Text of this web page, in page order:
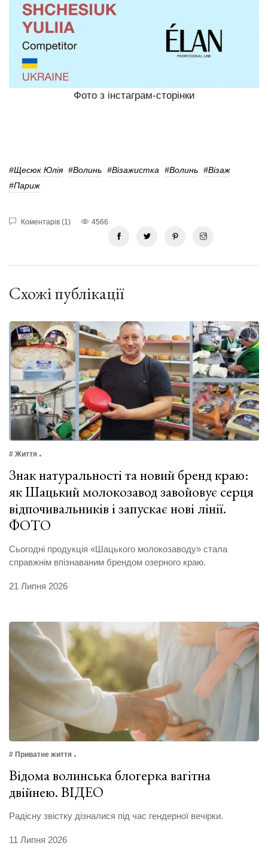
Фото з інстаграм-сторінки
#Щесюк Юлія #волинь #візажистка #волинь #візаж
#Париж
Коментарів (1) 4566
Схожі публікації
# Життя
Знак натуральності та новий бренд краю:
як Шацький молокозавод завойовує серця
відпочивальників і запускає нові лінії.
ФОТО
Сьогодні продукція «Шацького молокозаводу» стала
справжнім впізнаваним брендом озерного краю.
21 Липня 2026
# Приватне життя
Відома волинська блогерка вагітна
двійнею. ВІДЕО
Радісну звістку дізналися під час гендерної вечірки.
11 Липня 2026